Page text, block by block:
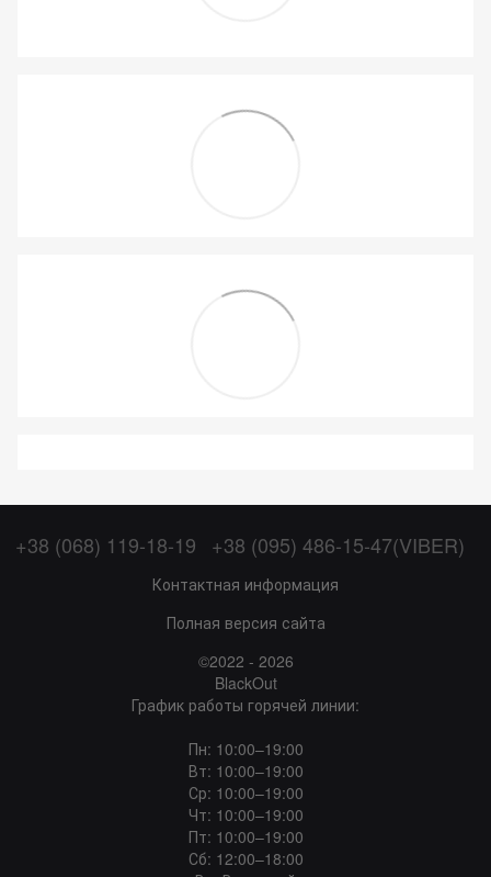
+38 (068) 119-18-19 +38 (095) 486-15-47(VIBER)
Контактная информация
Полная версия сайта
©2022 - 2026
BlackOut
График работы горячей линии:
Пн: 10:00–19:00
Вт: 10:00–19:00
Ср: 10:00–19:00
Чт: 10:00–19:00
Пт: 10:00–19:00
Сб: 12:00–18:00